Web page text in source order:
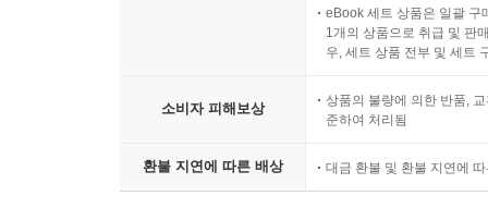
eBook 세트 상품은 일괄 구
1개의 상품으로 취급 및 판
우, 세트 상품 전부 및 세트
소비자 피해보상
상품의 불량에 의한 반품,
준하여 처리됨
환불 지연에 따른 배상 대금 환불 및 환불 지연에